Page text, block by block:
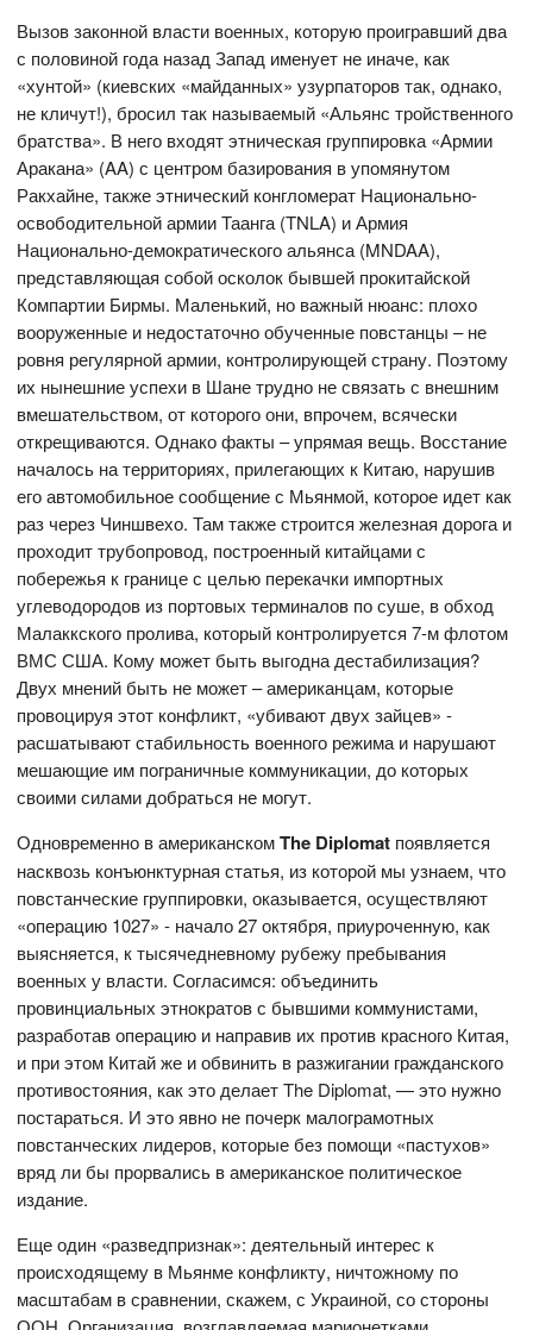
Вызов законной власти военных, которую проигравший два
с половиной года назад Запад именует не иначе, как
«хунтой» (киевских «майданных» узурпаторов так, однако,
не кличут!), бросил так называемый «Альянс тройственного
братства». В него входят этническая группировка «Армии
Аракана» (AA) с центром базирования в упомянутом
Ракхайне, также этнический конгломерат Национально-
освободительной армии Таанга (TNLA) и Армия
Национально-демократического альянса (MNDAA),
представляющая собой осколок бывшей прокитайской
Компартии Бирмы. Маленький, но важный нюанс: плохо
вооруженные и недостаточно обученные повстанцы – не
ровня регулярной армии, контролирующей страну. Поэтому
их нынешние успехи в Шане трудно не связать с внешним
вмешательством, от которого они, впрочем, всячески
открещиваются. Однако факты – упрямая вещь. Восстание
началось на территориях, прилегающих к Китаю, нарушив
его автомобильное сообщение с Мьянмой, которое идет как
раз через Чиншвехо. Там также строится железная дорога и
проходит трубопровод, построенный китайцами с
побережья к границе с целью перекачки импортных
углеводородов из портовых терминалов по суше, в обход
Малаккского пролива, который контролируется 7-м флотом
ВМС США. Кому может быть выгодна дестабилизация?
Двух мнений быть не может – американцам, которые
провоцируя этот конфликт, «убивают двух зайцев» -
расшатывают стабильность военного режима и нарушают
мешающие им пограничные коммуникации, до которых
своими силами добраться не могут.
Одновременно в американскомThe Diplomat появляется
насквозь конъюнктурная статья, из которой мы узнаем, что
повстанческие группировки, оказывается, осуществляют
«операцию 1027» - начало 27 октября, приуроченную, как
выясняется, к тысячедневному рубежу пребывания
военных у власти. Согласимся: объединить
провинциальных этнократов с бывшими коммунистами,
разработав операцию и направив их против красного Китая,
и при этом Китай же и обвинить в разжигании гражданского
противостояния, как это делает The Diplomat, — это нужно
постараться. И это явно не почерк малограмотных
повстанческих лидеров, которые без помощи «пастухов»
вряд ли бы прорвались в американское политическое
издание.
Еще один «разведпризнак»: деятельный интерес к
происходящему в Мьянме конфликту, ничтожному по
масштабам в сравнении, скажем, с Украиной, со стороны